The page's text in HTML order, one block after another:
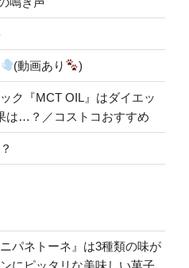
(動画あり )
ク『MCT OIL』はダイエッ
は…？／コストコおすすめ
パネトーネ』は3種類の味が